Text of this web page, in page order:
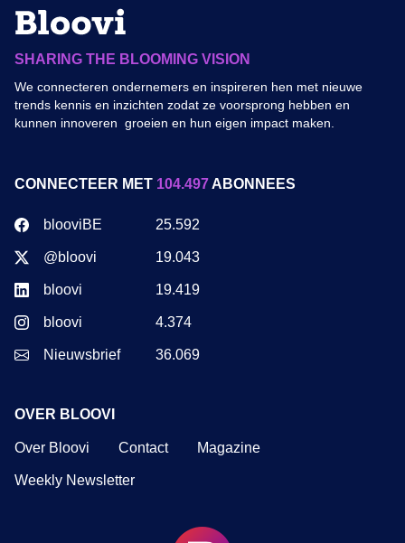
SHARING THE BLOOMING VISION
We connecteren ondernemers en inspireren hen met nieuwe
trends kennis en inzichten zodat ze voorsprong hebben en
kunnen innoveren groeien en hun eigen impact maken.
CONNECTEER MET 104.497ABONNEES
blooviBE 25.592
@bloovi 19.043
bloovi 19.419
bloovi 4.374
Nieuwsbrief 36.069
OVER BLOOVI
Over Bloovi Contact Magazine
Weekly Newsletter